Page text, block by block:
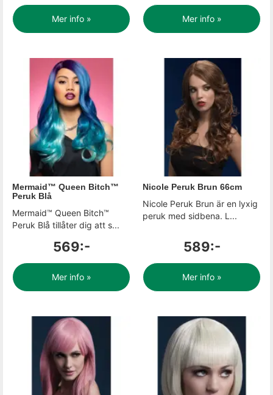
Mer info » Mer info »
Mermaid™ Queen Bitch™
Peruk Blå
Mermaid™ Queen Bitch™
Peruk Blå tillåter dig att s...
569:-
Mer info »
Nicole Peruk Brun 66cm
Nicole Peruk Brun är en lyxig
peruk med sidbena. L...
589:-
Mer info »